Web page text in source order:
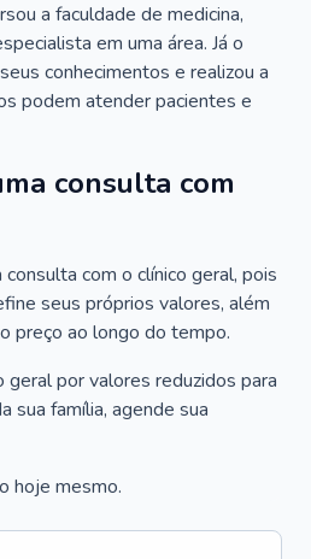
a faculdade de medicina,
em uma área. Já o
conhecimentos e realizou a
podem atender pacientes e
consulta com
com o clínico geral, pois
seus próprios valores, além
preço ao longo do tempo.
geral por valores reduzidos para
sua família, agende sua
hoje mesmo.